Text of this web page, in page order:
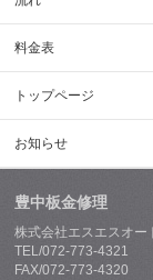
料金表
トップページ
お知らせ
豊中板金修理
株式会社エスエスオー
TEL/072-773-4321
FAX/072-773-4320